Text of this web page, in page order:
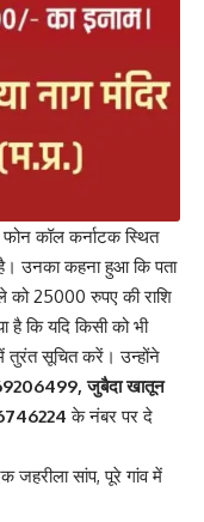
कॉल कर्नाटक स्थित
उनका कहना हुआ कि पता
को 25000 रुपए की राशि
है कि यदि किसी को भी
तुरंत सूचित करें। उन्होंने
जुबैदा खातून
के नंबर पर दे
सांप, पूरे गांव में